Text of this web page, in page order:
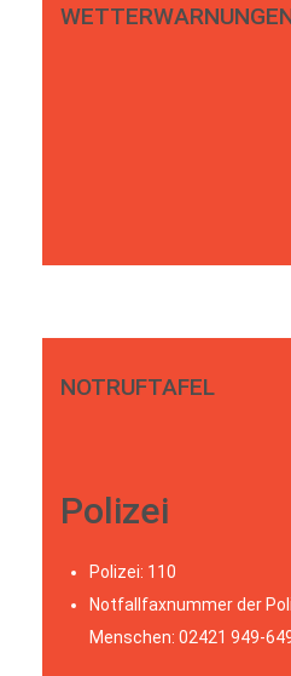
NOTRUFTAFEL
Polizei
Polizei: 110
Notfallfaxnummer der
Menschen: 02421 949-